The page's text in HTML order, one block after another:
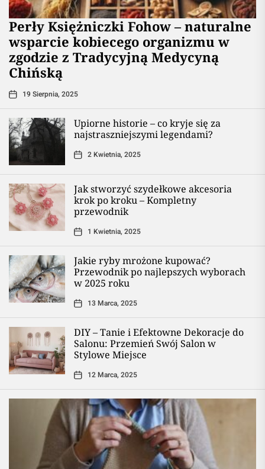
Perły Księżniczki Fohow – naturalne
wsparcie kobiecego organizmu w
zgodzie z Tradycyjną Medycyną
Chińską
19 Sierpnia, 2025
Upiorne historie – co kryje się za
najstraszniejszymi legendami?
2 Kwietnia, 2025
Jak stworzyć szydełkowe akcesoria
krok po kroku – Kompletny
przewodnik
1 Kwietnia, 2025
Jakie ryby mrożone kupować?
Przewodnik po najlepszych wyborach
w 2025 roku
13 Marca, 2025
DIY – Tanie i Efektowne Dekoracje do
Salonu: Przemień Swój Salon w
Stylowe Miejsce
12 Marca, 2025